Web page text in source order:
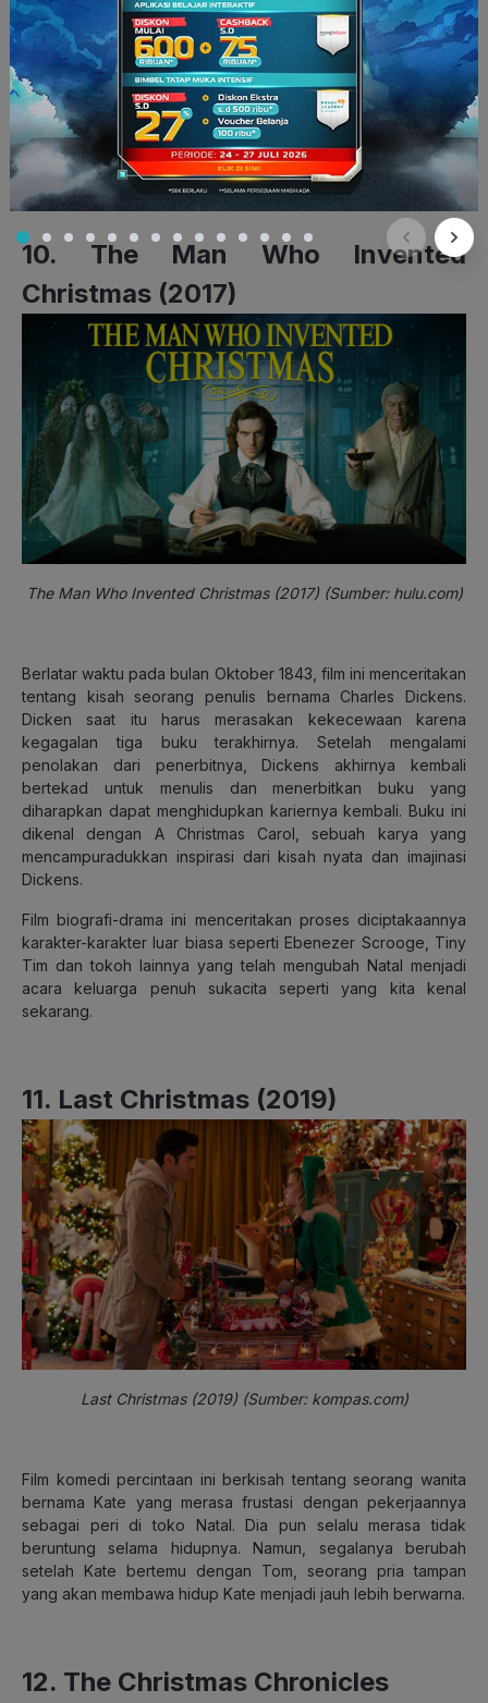
Walau film ini sudah diproduksi 13 tahun lalu, namun tetap seru
disaksikan sampai sekarang. Film ini mengisahkan berbagai
kisah cinta yang terjadi dengan setting negara Inggris. Selain
plotnya unik, film ini juga dibintangi oleh aktor dan aktris
ternama, seperti Hugh Grant, Keira Knightley, Emma
Thompson, hingga Rowan Atkinson. Kamu wajib tonton film ini
karena sarat pesan dan menghadirkan kesan positif.
10. The Man Who Invented
Christmas (2017)
The Man Who Invented Christmas (2017) (Sumber: hulu.com)
Berlatar waktu pada bulan Oktober 1843, film ini menceritakan
tentang kisah seorang penulis bernama Charles Dickens.
Dicken saat itu harus merasakan kekecewaan karena
kegagalan tiga buku terakhirnya. Setelah mengalami
penolakan dari penerbitnya, Dickens akhirnya kembali
bertekad untuk menulis dan menerbitkan buku yang
diharapkan dapat menghidupkan kariernya kembali. Buku ini
dikenal dengan A Christmas Carol, sebuah karya yang
mencampuradukkan inspirasi dari kisah nyata dan imajinasi
Dickens.
Film biografi-drama ini menceritakan proses diciptakaannya
karakter-karakter luar biasa seperti Ebenezer Scrooge, Tiny
Tim dan tokoh lainnya yang telah mengubah Natal menjadi
acara keluarga penuh sukacita seperti yang kita kenal
sekarang.
11. Last Christmas (2019)
Last Christmas (2019) (Sumber: kompas.com)
Film komedi percintaan ini berkisah tentang seorang wanita
bernama Kate yang merasa frustasi dengan pekerjaannya
sebagai peri di toko Natal. Dia pun selalu merasa tidak
beruntung selama hidupnya. Namun, segalanya berubah
setelah Kate bertemu dengan Tom, seorang pria tampan
yang akan membawa hidup Kate menjadi jauh lebih berwarna.
12. The Christmas Chronicles